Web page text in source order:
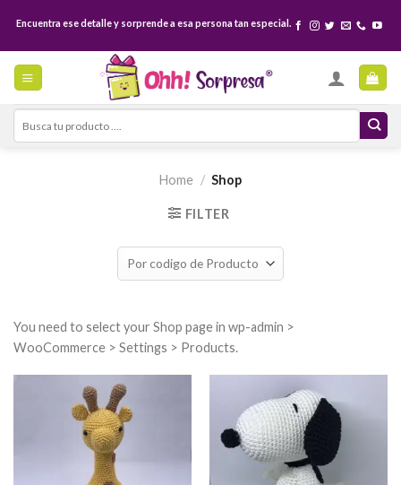
content
Encuentra ese detalle y sorprende a esa persona tan especial.
Search
for:
Home / Shop
FILTER
You need to select your Shop page in wp-admin >
WooCommerce > Settings > Products.